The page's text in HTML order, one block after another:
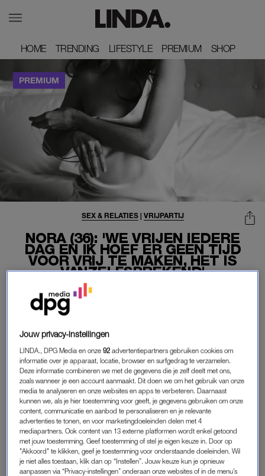
HOME
HOME TRENDING
TRENDING LIFESTYLE
LIFESTYLE PREMIUM
PREMIUM SHOP
SHOP
NORA (36): 'WE VRIJEN IEDERE
DAG EN IK HOEF ER GEEN TIJD
VOOR VRIJ TE MAKEN, HET IS
VANZELFSPREKEND'
SEX & RELATIES| VRIJPARTIJ
03-07-2026
LEES VERDER MET
PREMIUM
Krijg onbeperkt toegang tot alle
artikelen
Lees LINDA.magazine online
Geniet van te gekke winacties en
Jouw privacy-instellingen
LINDA., DPG Media en onze92 advertentiepartners gebruiken cookies om
informatie over je apparaat, locatie, browser en surfgedrag te verzamelen.
Deze informatie combineren we met de gegevens die je zelf deelt met ons,
zoals wanneer je een account aanmaakt. Dit doen we om het gebruik van onze
media te analyseren en onze websites en apps te verbeteren. Daarnaast
kunnen we, als je hier toestemming voor geeft, je gegevens gebruiken om onze
content, communicatie en aanbod te personaliseren en je relevante
advertenties te tonen, en voor marketingdoeleinden delen met 4
mediapartners. Ook content van 13 externe platformen wordt enkel getoond
met jouw toestemming. Geef toestemming of stel je eigen keuze in. Door op
"Akkoord" te klikken, geef je toestemming voor onderstaande doeleinden. Wil
je niet alles toestaan, klik dan op “Instellen”. Jouw keuze kun je opnieuw
aanpassen via “Privacy-instellingen” onderaan onze websites of in de menu’s